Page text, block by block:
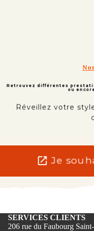
Retrouvez différentes
ou
Réveillez votre
open_in_new Je
SERVICES CLIENTS
206 rue du Faubourg